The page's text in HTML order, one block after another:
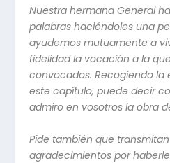
Nuestra hermana General
palabras haciéndoles una
ayudemos mutuamente a
fidelidad la vocación a la
convocados. Recogiendo la
este capítulo, puede decir
admiro en vosotros la obra
Pide también que
agradecimientos por